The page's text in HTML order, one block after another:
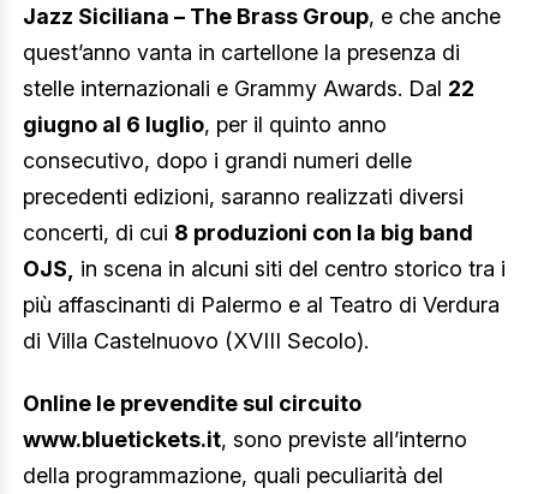
Jazz Siciliana – The Brass Group, e che anche
quest’anno vanta in cartellone la presenza di
stelle internazionali e Grammy Awards. Dal 22
giugno al 6 luglio, per il quinto anno
consecutivo, dopo i grandi numeri delle
precedenti edizioni, saranno realizzati diversi
concerti, di cui 8 produzioni con la big band
OJS,
in scena in alcuni siti del centro storico tra i
più affascinanti di Palermo e al Teatro di Verdura
di Villa Castelnuovo (XVIII Secolo).
Online le prevendite sul circuito
www.bluetickets.it, sono previste all’interno
della programmazione, quali peculiarità del